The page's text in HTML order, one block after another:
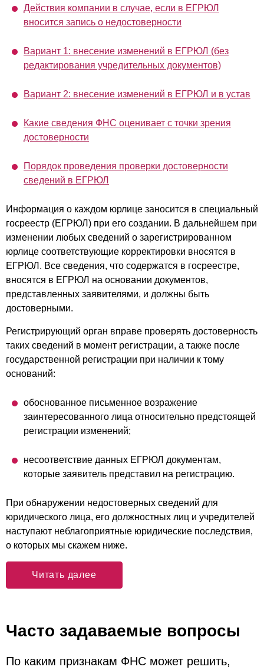
Действия компании в случае, если в ЕГРЮЛ
вносится запись о недостоверности
Вариант 1: внесение изменений в ЕГРЮЛ (без
редактирования учредительных документов)
Вариант 2: внесение изменений в ЕГРЮЛ и в устав
Какие сведения ФНС оценивает с точки зрения
достоверности
Порядок проведения проверки достоверности
сведений в ЕГРЮЛ
Информация о каждом юрлице заносится в специальный
госреестр (ЕГРЮЛ) при его создании. В дальнейшем при
изменении любых сведений о зарегистрированном
юрлице соответствующие корректировки вносятся в
ЕГРЮЛ. Все сведения, что содержатся в госреестре,
вносятся в ЕГРЮЛ на основании документов,
представленных заявителями, и должны быть
достоверными.
Регистрирующий орган вправе проверять достоверность
таких сведений в момент регистрации, а также после
государственной регистрации при наличии к тому
оснований:
обоснованное письменное возражение
заинтересованного лица относительно предстоящей
регистрации изменений;
несоответствие данных ЕГРЮЛ документам,
которые заявитель представил на регистрацию.
При обнаружении недостоверных сведений для
юридического лица, его должностных лиц и учредителей
наступают неблагоприятные юридические последствия,
о которых мы скажем ниже.
Читать далее
Часто задаваемые вопросы
По каким признакам ФНС может решить,